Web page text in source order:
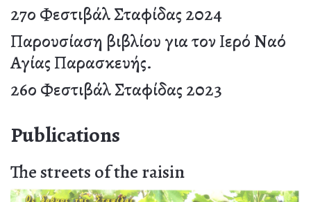
27ο Φεστιβάλ Σταφίδας 2024
Παρουσίαση βιβλίου για τον Ιερό Ναό
Αγίας Παρασκευής.
26ο Φεστιβάλ Σταφίδας 2023
Publications
The streets of the raisin